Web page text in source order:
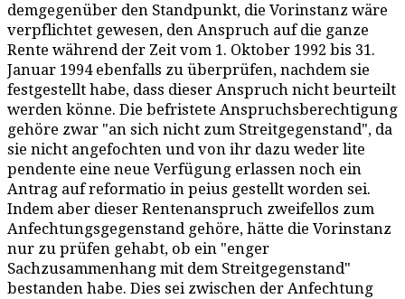
demgegenüber den Standpunkt, die Vorinstanz wäre
verpflichtet gewesen, den Anspruch auf die ganze
Rente während der Zeit vom 1. Oktober 1992 bis 31.
Januar 1994 ebenfalls zu überprüfen, nachdem sie
festgestellt habe, dass dieser Anspruch nicht beurteilt
werden könne. Die befristete Anspruchsberechtigung
gehöre zwar "an sich nicht zum Streitgegenstand", da
sie nicht angefochten und von ihr dazu weder lite
pendente eine neue Verfügung erlassen noch ein
Antrag auf reformatio in peius gestellt worden sei.
Indem aber dieser Rentenanspruch zweifellos zum
Anfechtungsgegenstand gehöre, hätte die Vorinstanz
nur zu prüfen gehabt, ob ein "enger
Sachzusammenhang mit dem Streitgegenstand"
bestanden habe. Dies sei zwischen der Anfechtung